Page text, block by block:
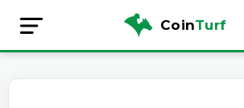
CoinTurf